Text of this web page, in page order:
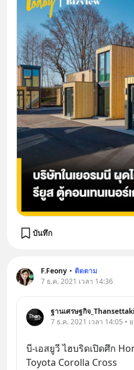
บันทึก
F.Feony • ติดตาม
7 ธ.ค. 2021 เวลา 14:36
ฐานเศรษฐกิจ
7 ธ.ค. 2021 เวลา 14:05 •
บี-เอสยูวี ไฮบริดเปิดศึก
Toyota Corolla Cross